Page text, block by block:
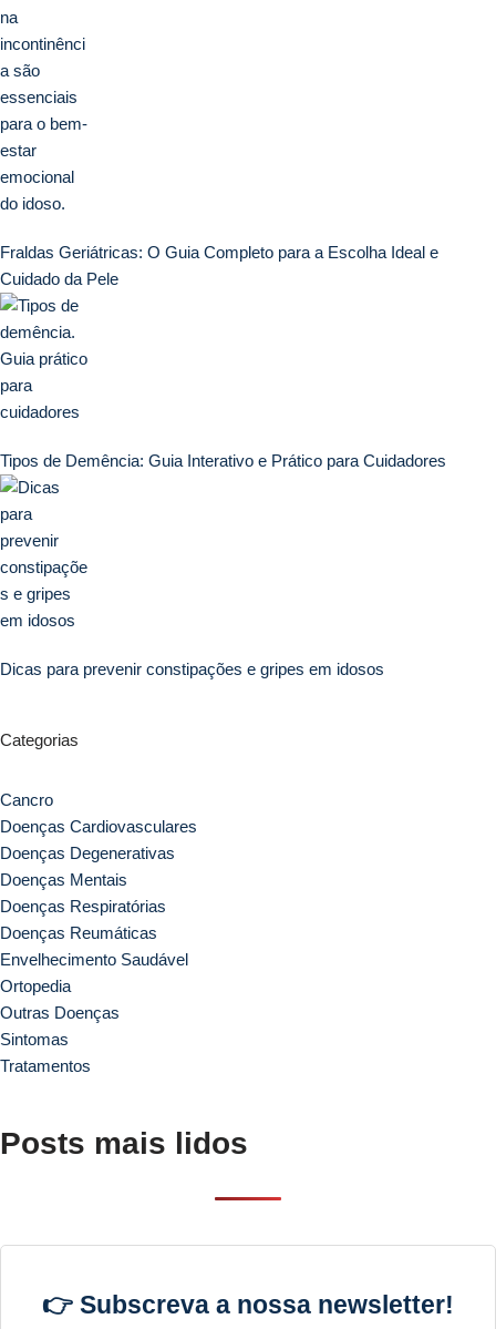
Fraldas Geriátricas: O Guia Completo para a Escolha Ideal e
Cuidado da Pele
Tipos de Demência: Guia Interativo e Prático para Cuidadores
Dicas para prevenir constipações e gripes em idosos
Categorias
Cancro
Doenças Cardiovasculares
Doenças Degenerativas
Doenças Mentais
Doenças Respiratórias
Doenças Reumáticas
Envelhecimento Saudável
Ortopedia
Outras Doenças
Sintomas
Tratamentos
Posts mais lidos
👉 Subscreva a nossa newsletter!